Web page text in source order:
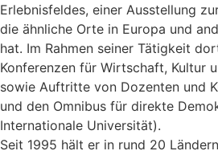
Erlebnisfeldes, einer Ausstellung
die ähnliche Orte in Europa und
hat. Im Rahmen seiner Tätigkeit
Konferenzen für Wirtschaft, Kultur
sowie Auftritte von Dozenten und
und den Omnibus für direkte
Internationale Universität).
Seit 1995 hält er in rund 20